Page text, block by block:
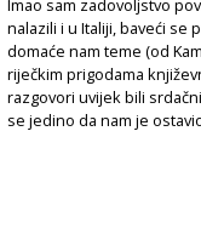
nalazili i u Italiji, baveći se
domaće nam teme (od
riječkim prigodama
razgovori uvijek bili
se jedino da nam je